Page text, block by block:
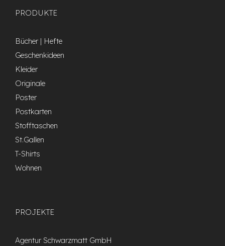
PRODUKTE
Bücher | Hefte
Geschenkideen
Kleider
Originale
Poster
Postkarten
Stofftaschen
St.Gallen
T-Shirts
Wohnen
PROJEKTE
Agentur Schwarzmatt GmbH